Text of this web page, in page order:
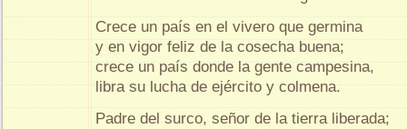
Crece un país en el vivero que germina
y en vigor feliz de la cosecha buena;
crece un país donde la gente campesina,
libra su lucha de ejército y colmena.
Padre del surco, señor de la tierra liberada;